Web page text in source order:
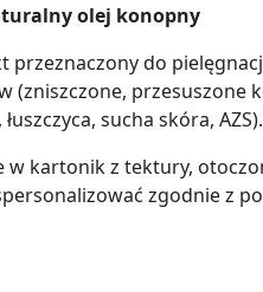
olej konopny
przeznaczony do
(zniszczone,
sucha skóra, AZS).
w kartonik z tektury,
zgodnie z